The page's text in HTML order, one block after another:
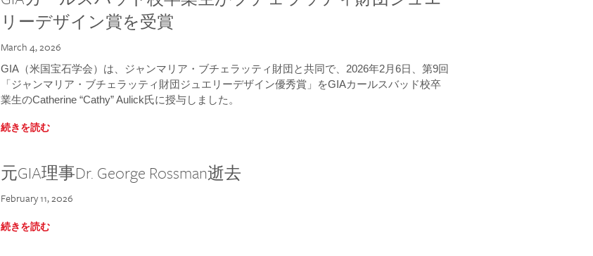
リーデザイン賞を受賞
March 4, 2026
GIA（米国宝石学会）は、ジャンマリア・ブチェラッティ財団と共同で、2026年2月6日、第9回
「ジャンマリア・ブチェラッティ財団ジュエリーデザイン優秀賞」をGIAカールスバッド校卒
業生のCatherine “Cathy” Aulick氏に授与しました。
続きを読む
元GIA理事Dr. George Rossman逝去
February 11, 2026
続きを読む